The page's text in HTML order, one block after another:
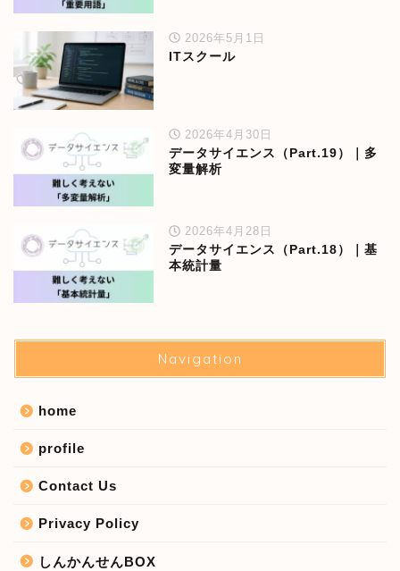
2026年5月1日
ITスクール
2026年4月30日
データサイエンス（Part.19）｜多
変量解析
2026年4月28日
データサイエンス（Part.18）｜基
本統計量
Navigation
home
profile
Contact Us
Privacy Policy
しんかんせんBOX